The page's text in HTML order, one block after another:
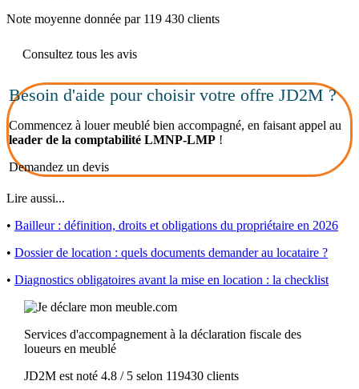
Note moyenne donnée par 119 430 clients
Consultez tous les avis
Besoin d'aide pour choisir votre offre JD2M ?
Commencez à louer meublé bien accompagné, en faisant appel au
leader de la comptabilité LMNP-LMP !
Demandez un devis
Lire aussi...
• Bailleur : définition, droits et obligations du propriétaire en 2026
• Dossier de location : quels documents demander au locataire ?
• Diagnostics obligatoires avant la mise en location : la checklist
Services d'accompagnement à la déclaration fiscale des
loueurs en meublé
JD2M est noté4.8 / 5 selon 119430 clients